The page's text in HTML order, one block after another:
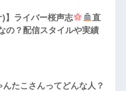
)】ライバー桜声志
直
の？配信スタイルや実績
んたこさんってどんな⼈？